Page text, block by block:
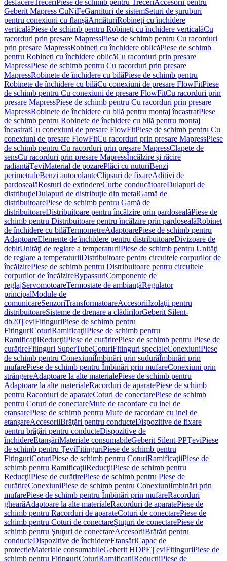
desfacereTreceriPiese de schimb pentru TreceriAccesorii pentru
Geberit Mapress CuNiFeGarnituri de sistemSeturi de șuruburi
pentru conexiuni cu flanșăArmăturiRobineți cu închidere
verticalăPiese de schimb pentru Robineți cu închidere verticalăCu
racorduri prin presare MapressPiese de schimb pentru Cu racorduri
prin presare MapressRobineți cu închidere oblicăPiese de schimb
pentru Robineți cu închidere oblicăCu racorduri prin presare
MapressPiese de schimb pentru Cu racorduri prin presare
MapressRobinete de închidere cu bilăPiese de schimb pentru
Robinete de închidere cu bilăCu conexiuni de presare FlowFitPiese
de schimb pentru Cu conexiuni de presare FlowFitCu racorduri prin
presare MapressPiese de schimb pentru Cu racorduri prin presare
MapressRobinete de închidere cu bilă pentru montaj încastratPiese
de schimb pentru Robinete de închidere cu bilă pentru montaj
încastratCu conexiuni de presare FlowFitPiese de schimb pentru Cu
conexiuni de presare FlowFitCu racorduri prin presare MapressPiese
de schimb pentru Cu racorduri prin presare MapressClapete de
sensCu racorduri prin presare MapressÎncălzire și răcire
radiantăŢeviMaterial de pozarePlăci cu nuturiBenzi
perimetraleBenzi autocolanteClipsuri de fixareAditivi de
pardosealăRosturi de extindereCurbe conducătoareDulapuri de
distribuţieDulapuri de distribuţie din metalGamă de
distribuitoarePiese de schimb pentru Gamă de
distribuitoareDistribuitoare pentru încălzire prin pardosealăPiese de
schimb pentru Distribuitoare pentru încălzire prin pardosealăRobinet
de închidere cu bilăTermometreAdaptoarePiese de schimb pentru
AdaptoareElemente de închidere pentru distribuitoareDivizoare de
debitUnităţi de reglare a temperaturiiPiese de schimb pentru Unităţi
de reglare a temperaturiiDistribuitoare pentru circuitele corpurilor de
încălzirePiese de schimb pentru Distribuitoare pentru circuitele
corpurilor de încălzireBypassuriComponente de
reglajServomotoareTermostate de ambianţăRegulator
principalModule de
comunicareSenzoriTransformatoareAccesoriiIzolaţii pentru
distribuitoareSisteme de drenare a clădirilorGeberit Silent-
db20ŢeviFitinguriPiese de schimb pentru
FitinguriCoturiRamificaţiiPiese de schimb pentru
RamificaţiiReducţiiPiese de curățirePiese de schimb pentru Piese de
curățireFitinguri SuperTubeCoturiFitinguri specialeConexiuniPiese
de schimb pentru ConexiuniÎmbinări prin sudurăÎmbinări prin
mufarePiese de schimb pentru Îmbinări prin mufareConexiuni prin
strângereAdaptoare la alte materialePiese de schimb pentru
Adaptoare la alte materialeRacorduri de aparatePiese de schimb
pentru Racorduri de aparateCoturi de conectarePiese de schimb
pentru Coturi de conectareMufe de racordare cu inel de
etanșarePiese de schimb pentru Mufe de racordare cu inel de
etanșareAccesoriiBrăţări pentru conducteDispozitive de fixare
pentru brăţări pentru conducteDispozitive de
închidereEtanșăriMateriale consumabileGeberit Silent-PPŢeviPiese
de schimb pentru ŢeviFitinguriPiese de schimb pentru
FitinguriCoturiPiese de schimb pentru CoturiRamificaţiiPiese de
schimb pentru RamificaţiiReducţiiPiese de schimb pentru
ReducţiiPiese de curățirePiese de schimb pentru Piese de
curățireConexiuniPiese de schimb pentru ConexiuniÎmbinări prin
mufarePiese de schimb pentru Îmbinări prin mufareRacorduri
ghearăAdaptoare la alte materialeRacorduri de aparatePiese de
schimb pentru Racorduri de aparateCoturi de conectarePiese de
schimb pentru Coturi de conectareŞtuţuri de conectarePiese de
schimb pentru Ştuţuri de conectareAccesoriiBrățări pentru
conducteDispozitive de închidereEtanșăriCapac de
protecțieMateriale consumabileGeberit HDPEŢeviFitinguriPiese de
schimb pentru FitinguriCoturiRamificaţiiReducţiiPiese de